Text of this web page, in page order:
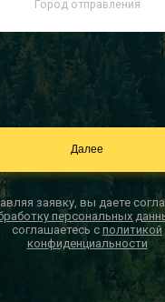
заявку, вы даете
персональных
соглашаетесь с политикой
конфиденциальности